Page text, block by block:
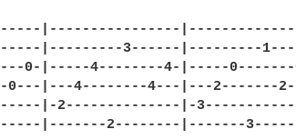
|----------------
|---------3------|---------
0-|-----4--------4-|-----
0---|---4--------4---|---2-------
|-2--------------|-
|-------2--------|-------